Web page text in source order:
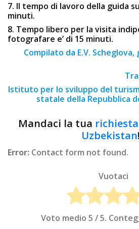
7. Il tempo di lavoro della guida
minuti.
8. Tempo libero per la visita
fotografare e’ di 15 minuti.
Compilato da E.V.
Istituto per lo sviluppo del
statale della Repubblica
Mandaci la tua
Uzbekistan
Error: Contact form not found.
Vuotaci
Voto medio 5 / 5.